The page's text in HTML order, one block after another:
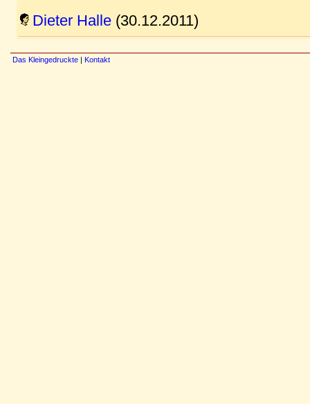
Dieter Halle (30.12.2011)
Das Kleingedruckte | Kontakt